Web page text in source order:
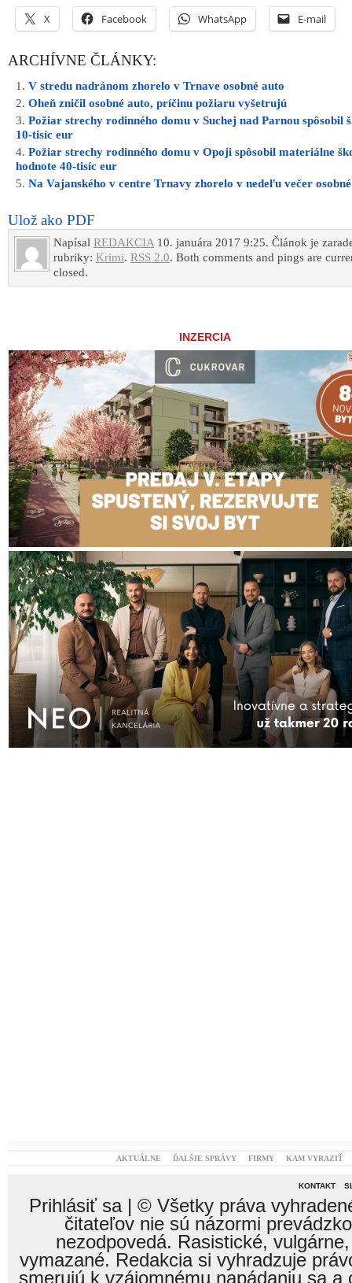
X Facebook WhatsApp E-mail
ARCHÍVNE ČLÁNKY:
V stredu nadránom zhorelo v Trnave osobné auto
Oheň zničil osobné auto, príčinu požiaru vyšetrujú
Požiar strechy rodinného domu v Suchej nad Parnou spôsobil
10-tisíc eur
Požiar strechy rodinného domu v Opoji spôsobil materiálne
hodnote 40-tisíc eur
Na Vajanského v centre Trnavy zhorelo v nedeľu večer
Ulož ako PDF
Napísal REDAKCIA10. januára 2017 9:25. Článok je
rubriky: Krimi. RSS 2.0. Both comments and pings are
closed.
INZERCIA
AKTUÁLNE ĎALŠIE SPRÁVY FIRMY KAM VYRAZIŤ
KONTAKT
Prihlásiť sa| © Všetky práva
čitateľov nie sú názormi
nezodpovedá. Rasistické,
vymazané. Redakcia si vyhradzuje
smerujú k vzájomnému napádaniu sa